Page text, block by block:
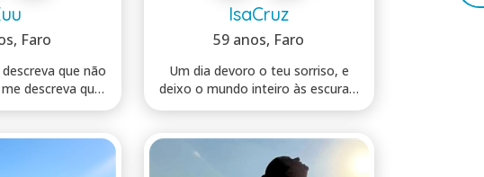
, Faro
que não
descreva que
IsaCruz
59 anos, Faro
Um dia devoro o teu sorriso, e
deixo o mundo inteiro às escuras!